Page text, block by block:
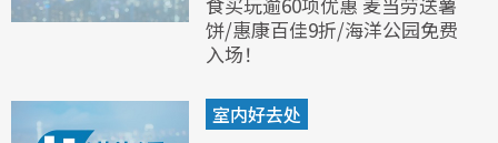
饼/惠康百佳9折/海洋公园免费
入场！
室内好去处